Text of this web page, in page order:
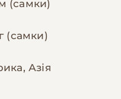
(самки)
(самки)
Азія